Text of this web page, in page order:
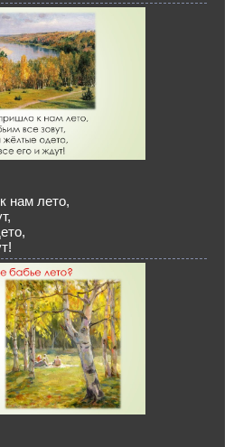
нам лето,